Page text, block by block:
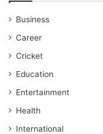
Business
Career
Cricket
Education
Entertainment
Health
International